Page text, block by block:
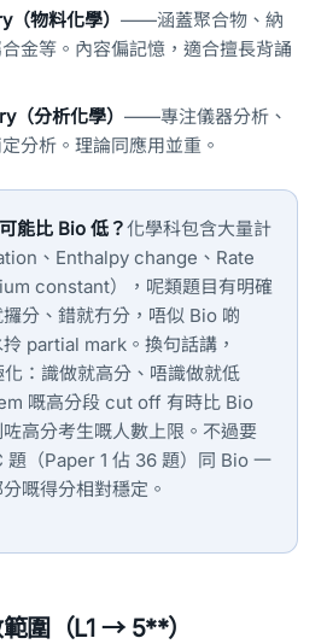
物料化學） ——涵蓋聚合物、納
金等。內容偏記憶，適合擅長背誦
分析化學） ——專注儀器分析、
分析。理論同應用並重。
能比 Bio 低？化學科包含大量計
、Enthalpy change、Rate
constant），呢類題目有明確
分、錯就冇分，唔似 Bio 啲
partial mark。換句話講，
：識做就高分、唔識做就低
嘅高分段 cut off 有時比 Bio
高分考生嘅人數上限。不過要
（Paper 1 佔 36 題）同 Bio 一
嘅得分相對穩定。
圍（L1 → 5**）